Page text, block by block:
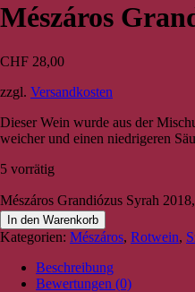
Mészáros
CHF 28,00
zzgl. Versandkosten
Dieser Wein wurde aus der
weicher und einen niedrigeren
5 vorrätig
Mészáros Grandiózus Syrah
In den Warenkorb
Kategorien: Mészáros, Rotwein,
Beschreibung
Bewertungen (0)